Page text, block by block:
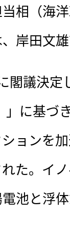
相（海
岸田文
議決定
」に基づ
ョンを
た。イ
池と浮